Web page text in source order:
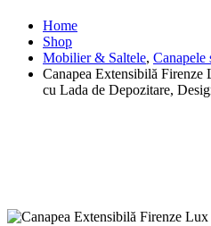
Home
Shop
Mobilier & Saltele, Canapele
Canapea Extensibilă
cu Lada de Depozitare,